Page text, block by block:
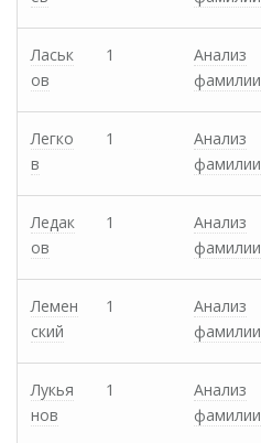
Ласьк
ов
1
Анализ
фамилии
Легко
в
1
Анализ
фамилии
Ледак
ов
1
Анализ
фамилии
Лемен
ский
1
Анализ
фамилии
Лукья
нов
1
Анализ
фамилии